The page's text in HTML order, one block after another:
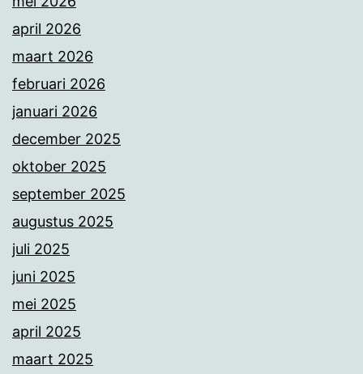
april 2026
maart 2026
februari 2026
januari 2026
december 2025
oktober 2025
september 2025
augustus 2025
juli 2025
juni 2025
mei 2025
april 2025
maart 2025